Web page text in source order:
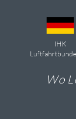
IHK
Wo